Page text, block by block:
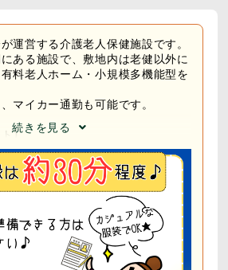
続きを見る
運営する介護老人保健施設です。
ある施設で、敷地内は老健以外に
料老人ホーム・小規模多機能型を
マイカー通勤も可能です。
】
談可
タッフが活躍中◎